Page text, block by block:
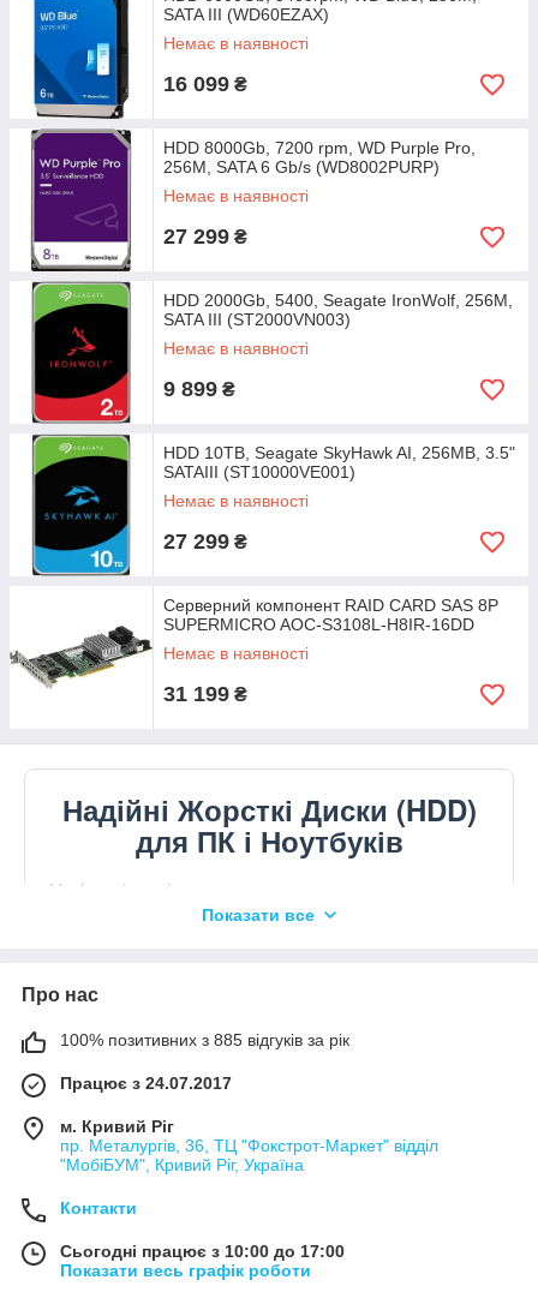
SATA III (WD60EZAX)
Немає в наявності
16 099 ₴
HDD 8000Gb, 7200 rpm, WD Purple Pro,
256M, SATA 6 Gb/s (WD8002PURP)
Немає в наявності
27 299 ₴
HDD 2000Gb, 5400, Seagate IronWolf, 256M,
SATA III (ST2000VN003)
Немає в наявності
9 899 ₴
HDD 10TB, Seagate SkyHawk AI, 256MB, 3.5"
SATAIII (ST10000VE001)
Немає в наявності
27 299 ₴
Cерверний компонент RAID CARD SAS 8P
SUPERMICRO AOC-S3108L-H8IR-16DD
Немає в наявності
31 199 ₴
Надійні Жорсткі Диски (HDD)
для ПК і Ноутбуків
Цифрові дані вимагають простору, а головне —
надійності. Категорія внутрішніх жорстких дисків
розширення дискового простору ваших ПК і
твердотільних накопичувачів, магнітні жорсткі
диски залишаються незамінним компонентом в
архітектурі зберігання даних. Вони забезпечують
найкраще співвідношення вартості одного
гігабайта до обсягу, що робить їх ідеальним
вибором для організації домашніх
медіасерверів, офісних комп'ютерів, систем
відеоспостереження та надійних архівів.
Показати все
Про нас
100% позитивних з 885 відгуків за рік
Працює з 24.07.2017
м. Кривий Ріг
пр. Металургів, 36, ТЦ "Фокстрот-Маркет" відділ
"МобіБУМ", Кривий Ріг, Україна
Контакти
Сьогодні працює з 10:00 до 17:00
Показати весь графік роботи